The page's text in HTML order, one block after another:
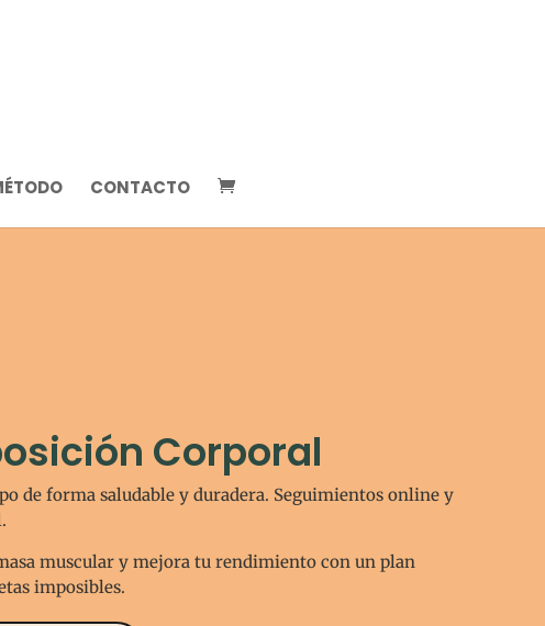
CONTACTO
Corporal
de forma saludable y duradera. Seguimientos online y
muscular y mejora tu rendimiento con un plan
imposibles.